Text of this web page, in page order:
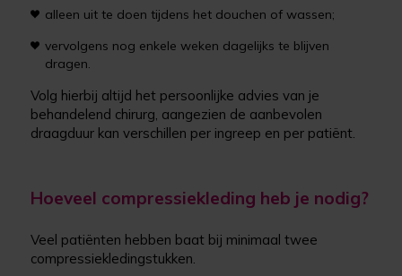
alleen uit te doen tijdens het douchen of wassen;
vervolgens nog enkele weken dagelijks te blijven
dragen.
Volg hierbij altijd het persoonlijke advies van je
behandelend chirurg, aangezien de aanbevolen
draagduur kan verschillen per ingreep en per patiënt.
Hoeveel compressiekleding heb je nodig?
Veel patiënten hebben baat bij minimaal twee
compressiekledingstukken.